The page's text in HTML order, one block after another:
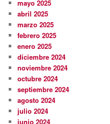
mayo 2025
abril 2025
marzo 2025
febrero 2025
enero 2025
diciembre 2024
noviembre 2024
octubre 2024
septiembre 2024
agosto 2024
julio 2024
junio 2024